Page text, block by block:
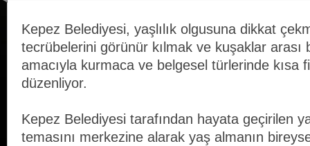
Kepez Belediyesi, yaşlılık olgusuna dikkat
tecrübelerini görünür kılmak ve kuşaklar arası
amacıyla kurmaca ve belgesel türlerinde kısa
düzenliyor.
Kepez Belediyesi tarafından hayata geçirilen
temasını merkezine alarak yaş almanın